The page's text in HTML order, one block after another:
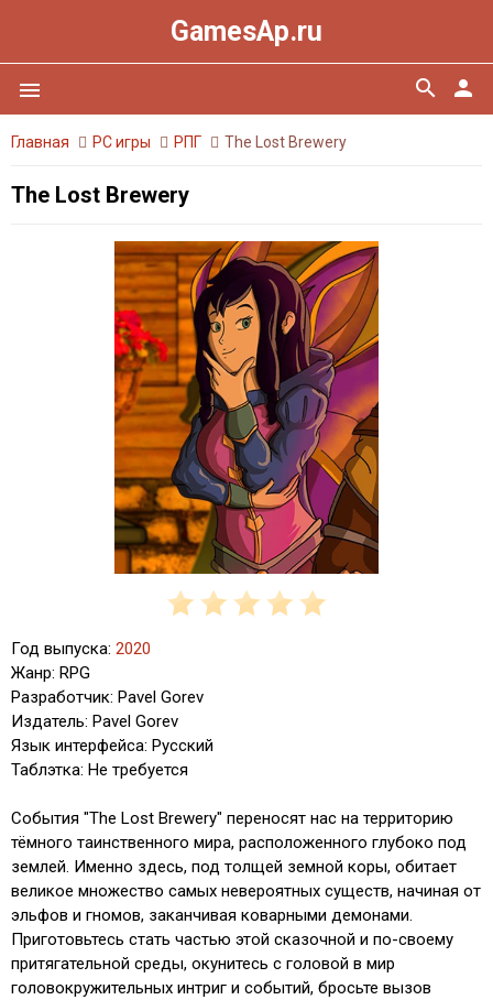
GamesAp.ru
menu person
search
Главная PC игры РПГ The Lost Brewery
The Lost Brewery
Год выпуска: 2020
Жанр: RPG
Разработчик: Pavel Gorev
Издатель: Pavel Gorev
Язык интерфейса: Русский
Таблэтка: Не требуется
События "The Lost Brewery" переносят нас на территорию
тёмного таинственного мира, расположенного глубоко под
землей. Именно здесь, под толщей земной коры, обитает
великое множество самых невероятных существ, начиная от
эльфов и гномов, заканчивая коварными демонами.
Приготовьтесь стать частью этой сказочной и по-своему
притягательной среды, окунитесь с головой в мир
головокружительных интриг и событий, бросьте вызов